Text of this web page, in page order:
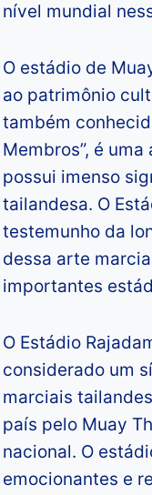
nível mundial
O estádio de
ao patrimônio
também
Membros”, é
possui imenso
tailandesa. O
testemunho da
dessa arte
importantes
O Estádio
considerado um
marciais
país pelo Muay
nacional. O
emocionantes e